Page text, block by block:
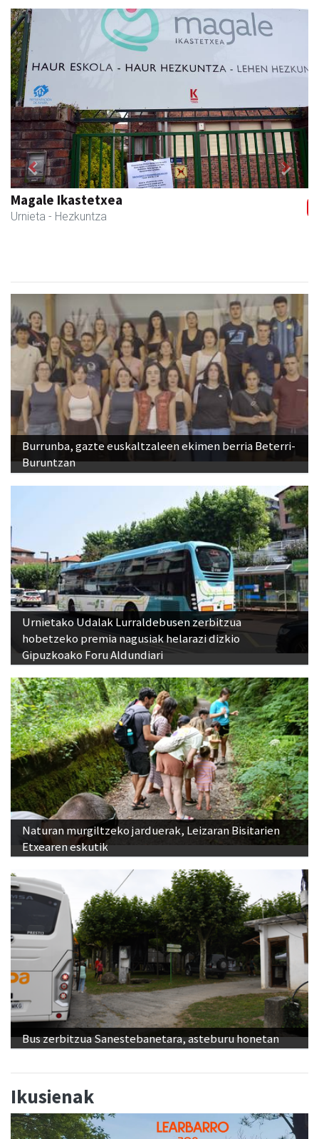
Magale Ikastetxea
Urnieta - Hezkuntza
Previous Next
Burrunba, gazte euskaltzaleen ekimen berria Beterri-
Buruntzan
Urnietako Udalak Lurraldebusen zerbitzua
hobetzeko premia nagusiak helarazi dizkio
Gipuzkoako Foru Aldundiari
Naturan murgiltzeko jarduerak, Leizaran Bisitarien
Etxearen eskutik
Bus zerbitzua Sanestebanetara, asteburu honetan
Ikusienak